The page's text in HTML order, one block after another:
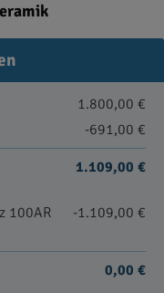
1.800,00 €
-691,00 €
1.109,00 €
100AR
-1.109,00 €
0,00 €